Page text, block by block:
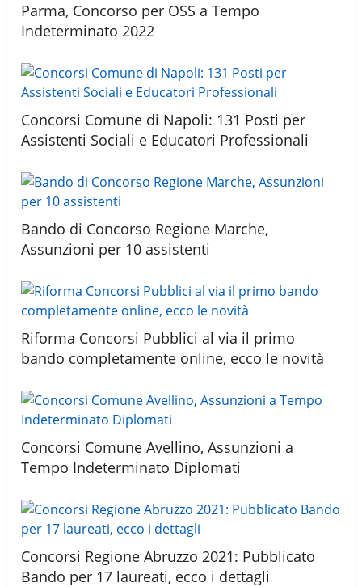
Parma, Concorso per OSS a Tempo
Indeterminato 2022
Concorsi Comune di Napoli: 131 Posti per
Assistenti Sociali e Educatori Professionali
Bando di Concorso Regione Marche,
Assunzioni per 10 assistenti
Riforma Concorsi Pubblici al via il primo
bando completamente online, ecco le novità
Concorsi Comune Avellino, Assunzioni a
Tempo Indeterminato Diplomati
Concorsi Regione Abruzzo 2021: Pubblicato
Bando per 17 laureati, ecco i dettagli